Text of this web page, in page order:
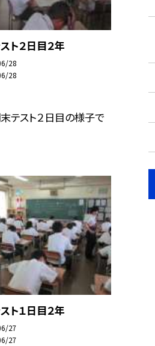
ト２日目２年
28
28
テスト２日目の様子で
ト１日目２年
27
27